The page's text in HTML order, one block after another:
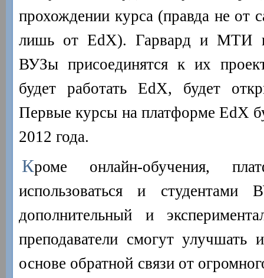
прохождении курса (правда не от
лишь от EdX). Гарвард и МТИ
ВУЗы присоединятся к их
будет работать EdX, будет
Первые курсы на платформе EdX
2012 года.
Кроме онлайн-обучения,
использоваться и студентами
дополнительный и
преподаватели смогут улучшать
основе обратной связи от